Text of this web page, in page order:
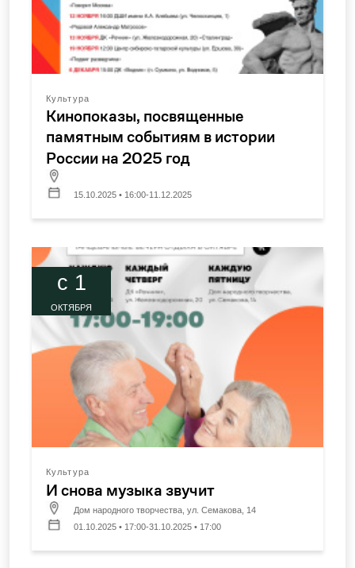
Культура
Кинопоказы, посвященные
памятным событиям в истории
России на 2025 год
15.10.2025 • 16:00-11.12.2025
c 1
ОКТЯБРЯ
Культура
И снова музыка звучит
Дом народного творчества, ул. Семакова, 14
01.10.2025 • 17:00-31.10.2025 • 17:00